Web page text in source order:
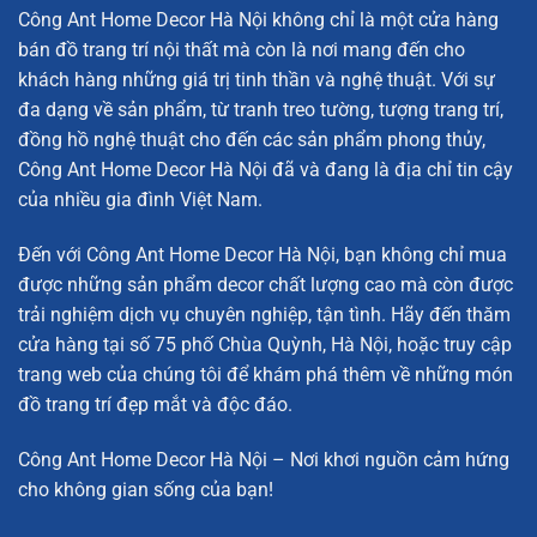
Chim cầu pha lê:D28cm x C35cm
Sản phẩm có thể đặt tại các vị trí như bàn làm việc, bàn
trà, kệ tivi hay bàn ăn để tạo điểm nhấn trong không gian.
Với sự đa dạng về kích thước, khách hàng có thể lựa chọn
sản phẩm phù hợp với diện tích và phong cách của không
gian sống.
Công Ant Home Decor Hà Nội không chỉ là một cửa hàng
bán đồ trang trí nội thất mà còn là nơi mang đến cho
khách hàng những giá trị tinh thần và nghệ thuật. Với sự
đa dạng về sản phẩm, từ tranh treo tường, tượng trang trí,
đồng hồ nghệ thuật cho đến các sản phẩm phong thủy,
Công Ant Home Decor Hà Nội đã và đang là địa chỉ tin cậy
của nhiều gia đình Việt Nam.
Đến với Công Ant Home Decor Hà Nội, bạn không chỉ mua
được những sản phẩm decor chất lượng cao mà còn được
trải nghiệm dịch vụ chuyên nghiệp, tận tình. Hãy đến thăm
cửa hàng tại số 75 phố Chùa Quỳnh, Hà Nội, hoặc truy cập
trang web của chúng tôi để khám phá thêm về những món
đồ trang trí đẹp mắt và độc đáo.
Công Ant Home Decor Hà Nội – Nơi khơi nguồn cảm hứng
cho không gian sống của bạn!